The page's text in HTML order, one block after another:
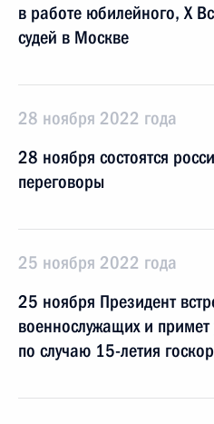
в работе юбилейного, Х
судей в Москве
28 ноября 2022 года
28 ноября состоятся
переговоры
25 ноября 2022 года
25 ноября Президент
военнослужащих и
по случаю 15-летия